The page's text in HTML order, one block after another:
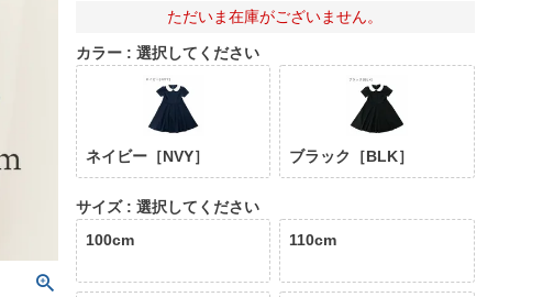
ただいま在庫がございません。
カラー 選択してください
ネイビー［NVY］ ブラック［BLK］
サイズ
選択してください
100cm
110cm